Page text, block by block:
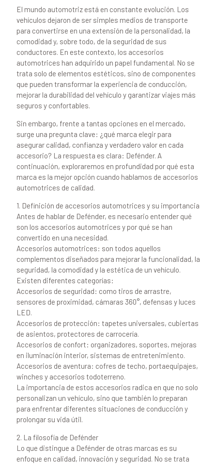
El mundo automotriz está en constante evolución. Los
vehículos dejaron de ser simples medios de transporte
para convertirse en una extensión de la personalidad, la
comodidad y, sobre todo, de la seguridad de sus
conductores. En este contexto, los accesorios
automotrices han adquirido un papel fundamental. No se
trata solo de elementos estéticos, sino de componentes
que pueden transformar la experiencia de conducción,
mejorar la durabilidad del vehículo y garantizar viajes más
seguros y confortables.
Sin embargo, frente a tantas opciones en el mercado,
surge una pregunta clave: ¿qué marca elegir para
asegurar calidad, confianza y verdadero valor en cada
accesorio? La respuesta es clara: Defénder. A
continuación, exploraremos en profundidad por qué esta
marca es la mejor opción cuando hablamos de accesorios
automotrices de calidad.
1. Definición de accesorios automotrices y su importancia
Antes de hablar de Defénder, es necesario entender qué
son los accesorios automotrices y por qué se han
convertido en una necesidad.
Accesorios automotrices: son todos aquellos
complementos diseñados para mejorar la funcionalidad, la
seguridad, la comodidad y la estética de un vehículo.
Existen diferentes categorías:
Accesorios de seguridad: como tiros de arrastre,
sensores de proximidad, cámaras 360°, defensas y luces
LED.
Accesorios de protección: tapetes universales, cubiertas
de asientos, protectores de carrocería.
Accesorios de confort: organizadores, soportes, mejoras
en iluminación interior, sistemas de entretenimiento.
Accesorios de aventura: cofres de techo, portaequipajes,
winches y accesorios todoterreno.
La importancia de estos accesorios radica en que no solo
personalizan un vehículo, sino que también lo preparan
para enfrentar diferentes situaciones de conducción y
prolongar su vida útil.
2. La filosofía de Defénder
Lo que distingue a Defénder de otras marcas es su
enfoque en calidad, innovación y seguridad. No se trata